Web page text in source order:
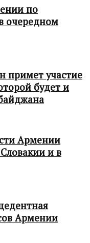
по
очередном
примет участие
будет и
Армении
и в
Армении